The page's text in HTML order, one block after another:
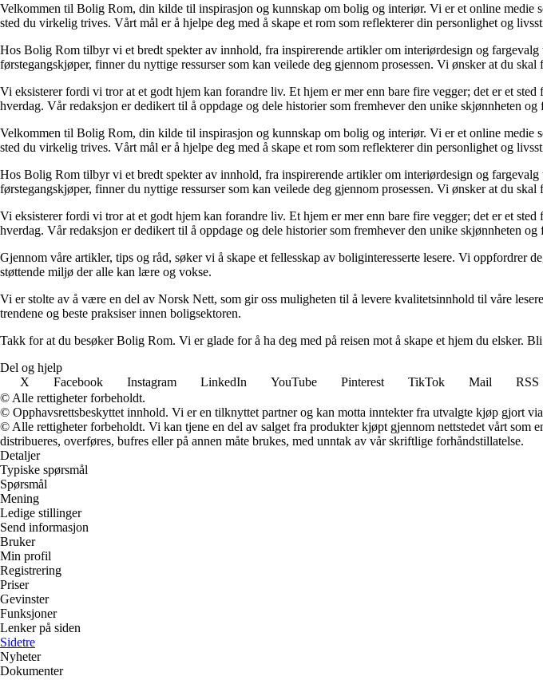
Velkommen til Bolig Rom, din kilde til inspirasjon og kunnskap om bolig og interiør. Vi er et online medie
sted du virkelig trives. Vårt mål er å hjelpe deg med å skape et rom som reflekterer din personlighet og
Hos Bolig Rom tilbyr vi et bredt spekter av innhold, fra inspirerende artikler om interiørdesign og
førstegangskjøper, finner du nyttige ressurser som kan veilede deg gjennom prosessen. Vi ønsker at du
Vi eksisterer fordi vi tror at et godt hjem kan forandre liv. Et hjem er mer enn bare fire vegger; det er et
hverdag. Vår redaksjon er dedikert til å oppdage og dele historier som fremhever den unike skjønnheten
Velkommen til Bolig Rom, din kilde til inspirasjon og kunnskap om bolig og interiør. Vi er et online medie
sted du virkelig trives. Vårt mål er å hjelpe deg med å skape et rom som reflekterer din personlighet og
Hos Bolig Rom tilbyr vi et bredt spekter av innhold, fra inspirerende artikler om interiørdesign og
førstegangskjøper, finner du nyttige ressurser som kan veilede deg gjennom prosessen. Vi ønsker at du
Vi eksisterer fordi vi tror at et godt hjem kan forandre liv. Et hjem er mer enn bare fire vegger; det er et
hverdag. Vår redaksjon er dedikert til å oppdage og dele historier som fremhever den unike skjønnheten
Gjennom våre artikler, tips og råd, søker vi å skape et fellesskap av boliginteresserte lesere. Vi oppfordrer
støttende miljø der alle kan lære og vokse.
Vi er stolte av å være en del av Norsk Nett, som gir oss muligheten til å levere kvalitetsinnhold til våre
trendene og beste praksiser innen boligsektoren.
Takk for at du besøker Bolig Rom. Vi er glade for å ha deg med på reisen mot å skape et hjem du elsker.
Del og hjelp
X
Facebook Instagram LinkedIn YouTube Pinterest TikTok Mail
RSS
© Alle rettigheter forbeholdt.
© Opphavsrettsbeskyttet innhold. Vi er en tilknyttet partner og kan motta inntekter fra utvalgte kjøp gjort via
© Alle rettigheter forbeholdt. Vi kan tjene en del av salget fra produkter kjøpt gjennom nettstedet vårt som
distribueres, overføres, bufres eller på annen måte brukes, med unntak av vår skriftlige forhåndstillatelse.
Detaljer
Typiske spørsmål
Spørsmål
Mening
Ledige stillinger
Send informasjon
Bruker
Min profil
Registrering
Priser
Gevinster
Funksjoner
Lenker på siden
Sidetre
Nyheter
Dokumenter